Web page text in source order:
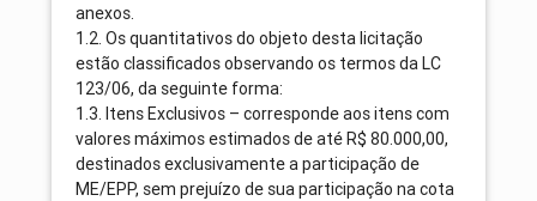
anexos.
1.2. Os quantitativos do objeto desta licitação
estão classificados observando os termos da LC
123/06, da seguinte forma:
1.3. Itens Exclusivos – corresponde aos itens com
valores máximos estimados de até R$ 80.000,00,
destinados exclusivamente a participação de
ME/EPP, sem prejuízo de sua participação na cota